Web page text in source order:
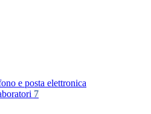
e posta elettronica
7